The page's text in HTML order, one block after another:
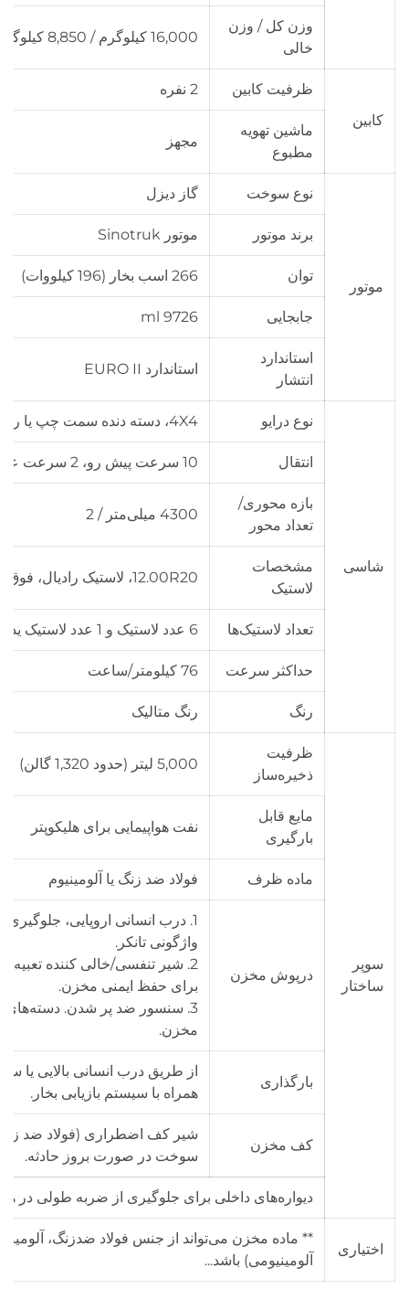
وزن کل / وزن
خالی
16,000 کیلوگرم / 8,850 کیلوگرم
کابین
ظرفیت کابین 2 نفره
ماشین تهویه
مطبوع
مجهز
موتور
نوع سوخت گاز دیزل
برند موتور موتور Sinotruk
توان 266 اسب بخار (196 کیلووات)
جابجایی 9726 ml
استاندارد
انتشار
استاندارد EURO II
شاسی
نوع درایو 4X4، دسته دنده سمت چپ یا راست
انتقال 10 سرعت پیش رو، 2 سرعت عقب
بازه محوری/
تعداد محور
4300 میلی‌متر / 2
مشخصات
لاستیک
12.00R20، لاستیک رادیال، فوق‌العاده مقاوم
تعداد لاستیک‌ها 6 عدد لاستیک و 1 عدد لاستیک یدکی
حداکثر سرعت 76 کیلومتر/ساعت
رنگ رنگ متالیک
سوپر
ساختار
ظرفیت
ذخیره‌ساز
5,000 لیتر (حدود 1,320 گالن)
مایع قابل
بارگیری
نفت هواپیمایی برای هلیکوپتر
ماده ظرف فولاد ضد زنگ یا آلومینیوم
درپوش مخزن
1. درب انسانی اروپایی،
واژگونی تانکر.
2. شیر تنفسی/خالی کننده
برای حفظ ایمنی مخزن.
3. سنسور ضد پر شدن. دسته‌های
مخزن.
بارگذاری
همراه با سیستم بازیابی بخار.
کف مخزن
شیر کف اضطراری (فولاد ضد
سوخت در صورت بروز حادثه.
دیواره‌های داخلی برای جلوگیری از ضربه طولی در
اختیاری
** ماده مخزن می‌تواند از جنس فولاد ضدزنگ،
آلومینیومی) باشد...